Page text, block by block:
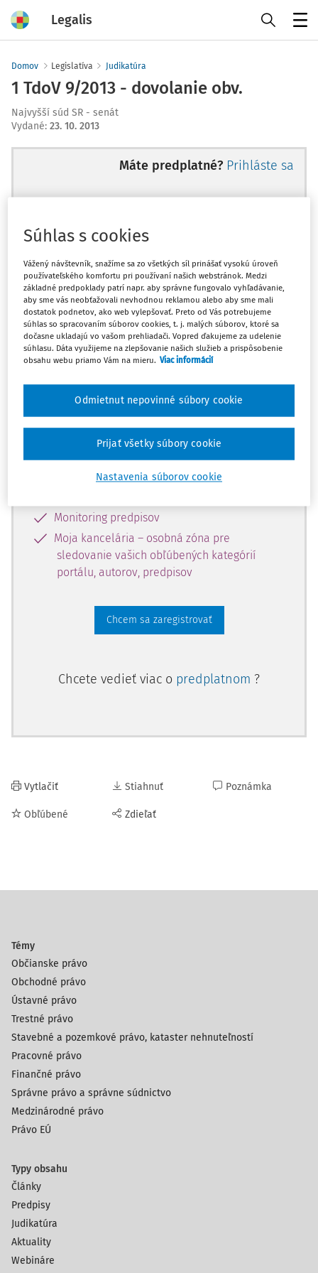
Legalis
Domov Legislatíva Judikatúra
1 TdoV 9/2013 - dovolanie obv.
Najvyšší súd SR - senát
Vydané: 23. 10. 2013
Máte predplatné? Prihláste sa
Ups, zatiaľ ste si prečítali len
začiatok...
Celý odborný obsah z tejto oblasti je
dostupný predplatiteľom portálu.
obsahu a získajte prístup na 10 dní
zdarma, stačí sa len zaregistrovať.
Vďaka registrácii získate prístup aj k
vybranému obsahu:
Monitoring predpisov
Moja kancelária – osobná zóna pre
sledovanie vašich obľúbených kategórií
portálu, autorov, predpisov
Chcem sa zaregistrovať
Chcete vedieť viac o predplatnom ?
Vytlačiť
Obľúbené
Stiahnuť
Zdieľať
Poznámka
Témy
Občianske právo
Obchodné právo
Ústavné právo
Trestné právo
Stavebné a pozemkové právo, kataster nehnuteľností
Pracovné právo
Finančné právo
Správne právo a správne súdnictvo
Medzinárodné právo
Právo EÚ
Typy obsahu
Články
Predpisy
Judikatúra
Aktuality
Webináre
Súhlas s cookies
Vážený návštevník, snažíme sa zo všetkých síl prinášať vysokú úroveň
používateľského komfortu pri používaní našich webstránok. Medzi
základné predpoklady patrí napr. aby správne fungovalo vyhľadávanie,
aby sme vás neobťažovali nevhodnou reklamou alebo aby sme mali
dostatok podnetov, ako web vylepšovať. Preto od Vás potrebujeme
súhlas so spracovaním súborov cookies, t. j. malých súborov, ktoré sa
dočasne ukladajú vo vašom prehliadači. Vopred ďakujeme za udelenie
súhlasu. Dáta využijeme na zlepšovanie našich služieb a prispôsobenie
obsahu webu priamo Vám na mieru. Viac informácií
Nastavenia súborov cookie
Odmietnut nepovinné súbory cookie
Prijať všetky súbory cookie